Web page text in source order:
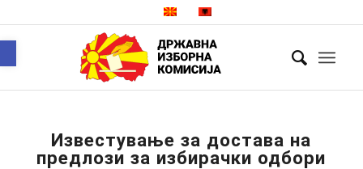
Известување за достава на
предлози за избирачки одбори
Open toolbar